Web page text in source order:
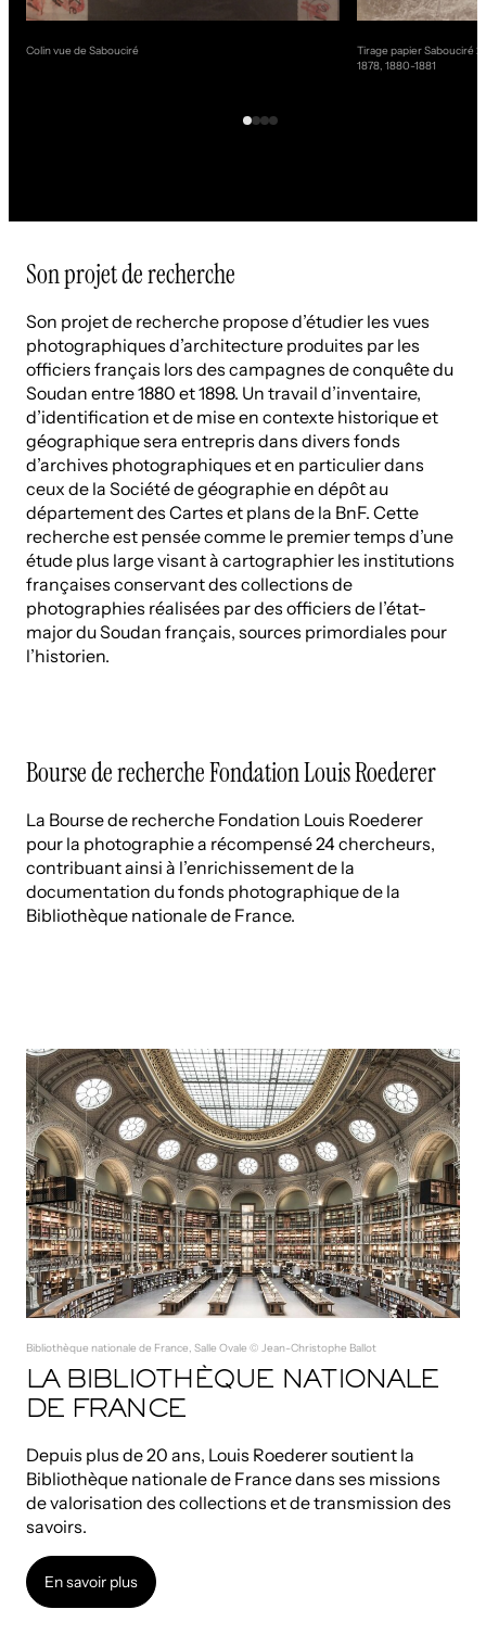
Colin vue de Sabouciré
Tirage papier Sabouciré 2
1878, 1880-1881
Son projet de recherche
Son projet de recherche propose d’étudier les vues
photographiques d’architecture produites par les
officiers français lors des campagnes de conquête du
Soudan entre 1880 et 1898. Un travail d’inventaire,
d’identification et de mise en contexte historique et
géographique sera entrepris dans divers fonds
d’archives photographiques et en particulier dans
ceux de la Société de géographie en dépôt au
département des Cartes et plans de la BnF. Cette
recherche est pensée comme le premier temps d’une
étude plus large visant à cartographier les institutions
françaises conservant des collections de
photographies réalisées par des officiers de l’état-
major du Soudan français, sources primordiales pour
l’historien.
Bourse de recherche Fondation Louis Roederer
La Bourse de recherche Fondation Louis Roederer
pour la photographie a récompensé 24 chercheurs,
contribuant ainsi à l’enrichissement de la
documentation du fonds photographique de la
Bibliothèque nationale de France.
Bibliothèque nationale de France, Salle Ovale © Jean-Christophe Ballot
LA BIBLIOTHÈQUE NATIONALE
DE FRANCE
Depuis plus de 20 ans, Louis Roederer soutient la
Bibliothèque nationale de France dans ses missions
de valorisation des collections et de transmission des
savoirs.
En savoir plus